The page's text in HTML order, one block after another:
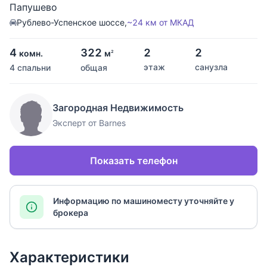
Папушево
Рублево-Успенское шоссе,~24 км от МКАД
4 комн.
4 спальни
322 м2
общая
2
этаж
2
санузла
Загородная Недвижимость
Эксперт от Barnes
Показать телефон
Информацию по машиноместу уточняйте у
брокера
Характеристики